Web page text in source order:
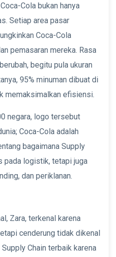
Cola bukan hanya
Setiap area pasar
Coca-Cola
pemasaran mereka. Rasa
begitu pula ukuran
95% minuman dibuat di
memaksimalkan efisiensi.
negara, logo tersebut
Coca-Cola adalah
bagaimana Supply
pada logistik, tetapi juga
dan periklanan.
Zara, terkenal karena
cenderung tidak dikenal
Chain terbaik karena